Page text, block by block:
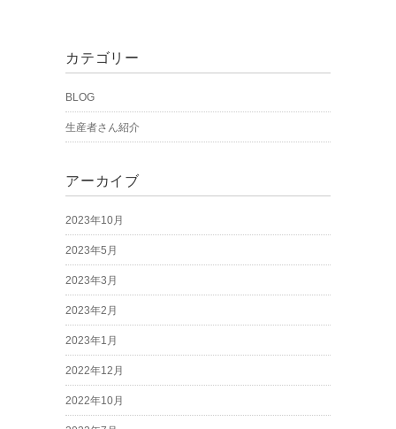
カテゴリー
BLOG
生産者さん紹介
アーカイブ
2023年10月
2023年5月
2023年3月
2023年2月
2023年1月
2022年12月
2022年10月